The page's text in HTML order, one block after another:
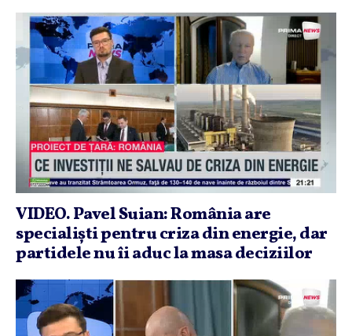
VIDEO. Pavel Suian: România are
specialişti pentru criza din energie, dar
partidele nu îi aduc la masa deciziilor